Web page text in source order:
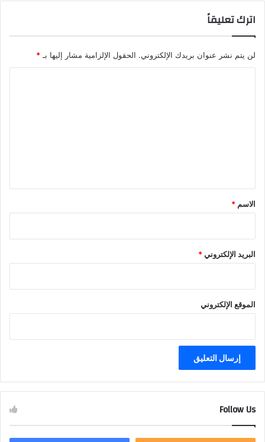
اترك تعليقاً
لن يتم نشر عنوان بريدك الإلكتروني. الحقول الإلزامية مشار إليها بـ *
*
الاسم *
البريد الإلكتروني*
الموقع الإلكتروني
Follow Us